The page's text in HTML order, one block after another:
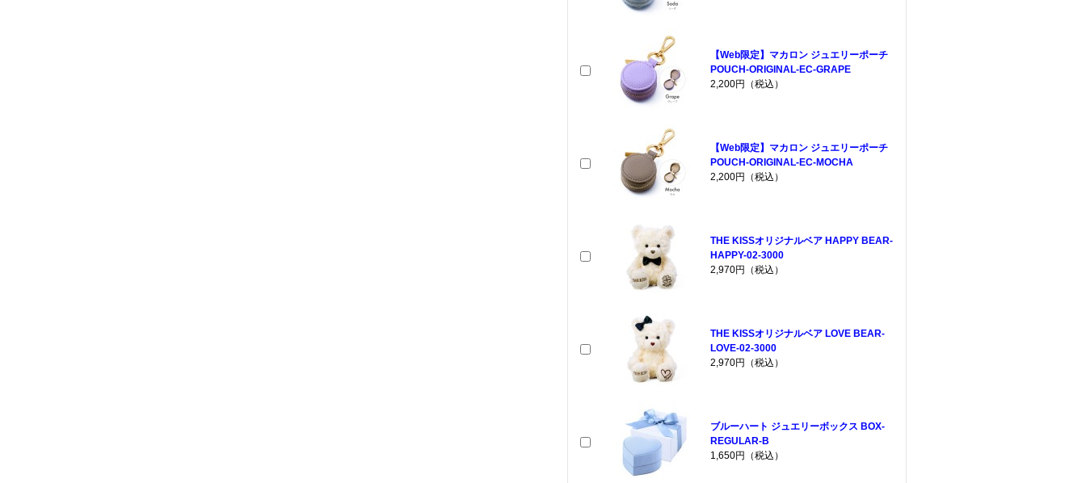
【Web限定】マカロン ジュエリーポーチ
POUCH-ORIGINAL-EC-GRAPE
2,200円（税込）
【Web限定】マカロン ジュエリーポーチ
POUCH-ORIGINAL-EC-MOCHA
2,200円（税込）
THE KISSオリジナルベア HAPPY BEAR-
HAPPY-02-3000
2,970円（税込）
THE KISSオリジナルベア LOVE BEAR-
LOVE-02-3000
2,970円（税込）
ブルーハート ジュエリーボックス BOX-
REGULAR-B
1,650円（税込）